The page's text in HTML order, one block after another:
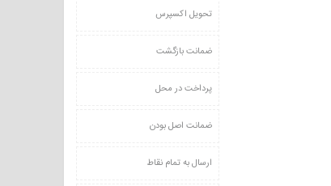
تحویل اکسپرس
ضمانت بازگشت
پرداخت در محل
ضمانت اصل بودن
ارسال به تمام نقاط